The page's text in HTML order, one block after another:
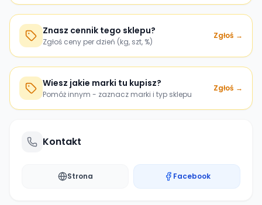
Znasz cennik tego sklepu?
Zgłoś ceny per dzień (kg, szt, %)
Zgłoś →
Wiesz jakie marki tu kupisz?
Pomóż innym - zaznacz marki i typ sklepu
Zgłoś →
Kontakt
Strona Facebook